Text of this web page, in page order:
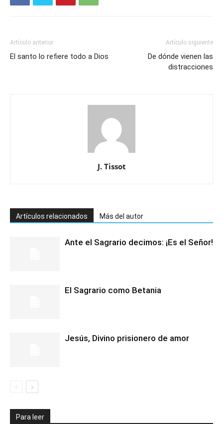
Artículo anterior
El santo lo refiere todo a Dios
Artículo siguiente
De dónde vienen las
distracciones
J. Tissot
Artículos relacionados Más del autor
Ante el Sagrario decimos: ¡Es el Señor!
El Sagrario como Betania
Jesús, Divino prisionero de amor
Para leer